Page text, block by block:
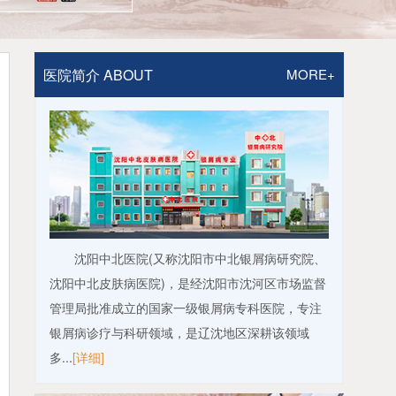
医院简介 ABOUT MORE+
沈阳中北医院(又称沈阳市中北银屑病研究院、
沈阳中北皮肤病医院)，是经沈阳市沈河区市场监督
管理局批准成立的国家一级银屑病专科医院，专注
银屑病诊疗与科研领域，是辽沈地区深耕该领域
多...[详细]